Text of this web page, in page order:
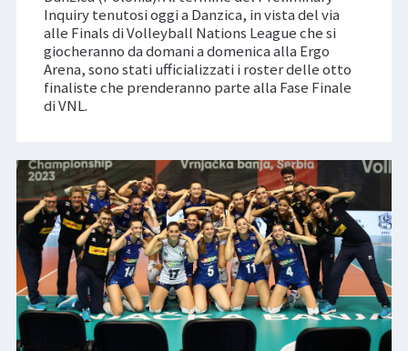
Inquiry tenutosi oggi a Danzica, in vista del via
alle Finals di Volleyball Nations League che si
giocheranno da domani a domenica alla Ergo
Arena, sono stati ufficializzati i roster delle otto
finaliste che prenderanno parte alla Fase Finale
di VNL.